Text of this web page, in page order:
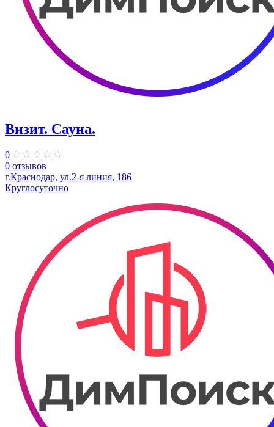
Визит. Сауна.
0
0 отзывов
г.Краснодар, ул.2-я линия, 186
Круглосуточно